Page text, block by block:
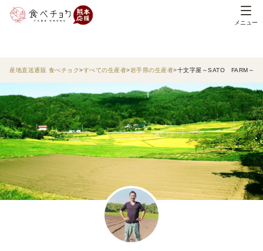
メニュー
産地直送通販 食べチョク すべての生産者 岩手県の生産者 十文字屋～SATO FARM～